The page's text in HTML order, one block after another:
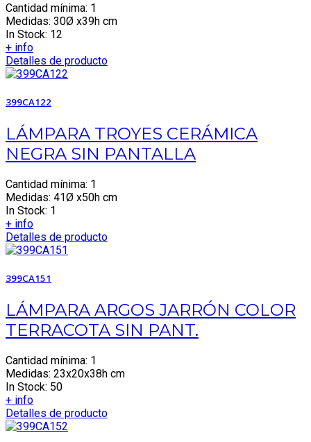
Cantidad mínima: 1
Medidas: 30Ø x39h cm
In Stock: 12
+ info
Detalles de producto
399CA122
LÁMPARA TROYES CERÁMICA
NEGRA SIN PANTALLA
Cantidad mínima: 1
Medidas: 41Ø x50h cm
In Stock: 1
+ info
Detalles de producto
399CA151
LÁMPARA ARGOS JARRÓN COLOR
TERRACOTA SIN PANT.
Cantidad mínima: 1
Medidas: 23x20x38h cm
In Stock: 50
+ info
Detalles de producto